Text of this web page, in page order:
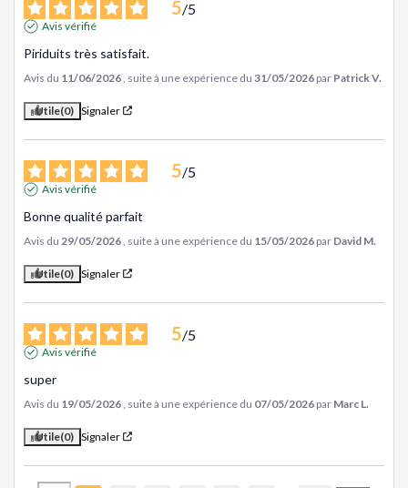
5/5
Avis vérifié
Piriduits très satisfait.
Avis du 11/06/2026 , suite à une expérience du 31/05/2026 par Patrick V.
Utile(0) Signaler
5/5
Avis vérifié
Bonne qualité parfait
Avis du 29/05/2026 , suite à une expérience du 15/05/2026 par David M.
Utile(0) Signaler
5/5
Avis vérifié
super
Avis du 19/05/2026 , suite à une expérience du 07/05/2026 par Marc L.
Utile(0) Signaler